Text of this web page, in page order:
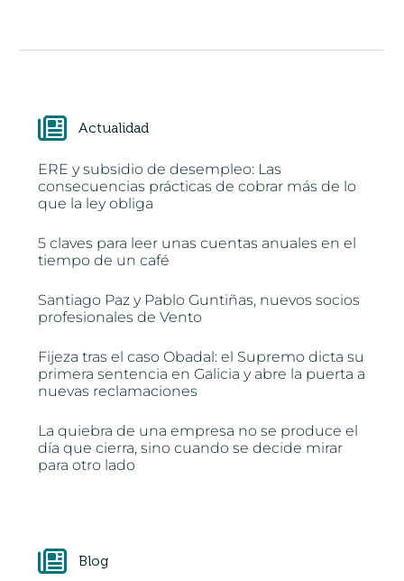
Actualidad
ERE y subsidio de desempleo: Las
consecuencias prácticas de cobrar más de lo
que la ley obliga
5 claves para leer unas cuentas anuales en el
tiempo de un café
Santiago Paz y Pablo Guntiñas, nuevos socios
profesionales de Vento
Fijeza tras el caso Obadal: el Supremo dicta su
primera sentencia en Galicia y abre la puerta a
nuevas reclamaciones
La quiebra de una empresa no se produce el
día que cierra, sino cuando se decide mirar
para otro lado
Blog